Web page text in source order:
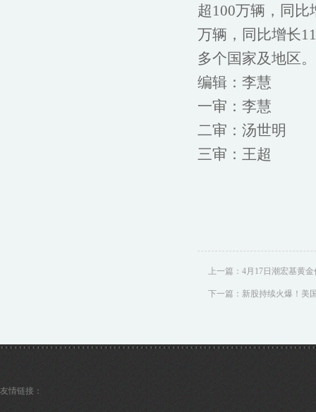
超100万辆，同
万辆，同比增长
多个国家及地区。
编辑：李慧
一审：李慧
二审：汤世明
三审：王超
上一篇： 4月17日潮宏基黄金
下一篇： 新股持续火爆！美
友情链接：